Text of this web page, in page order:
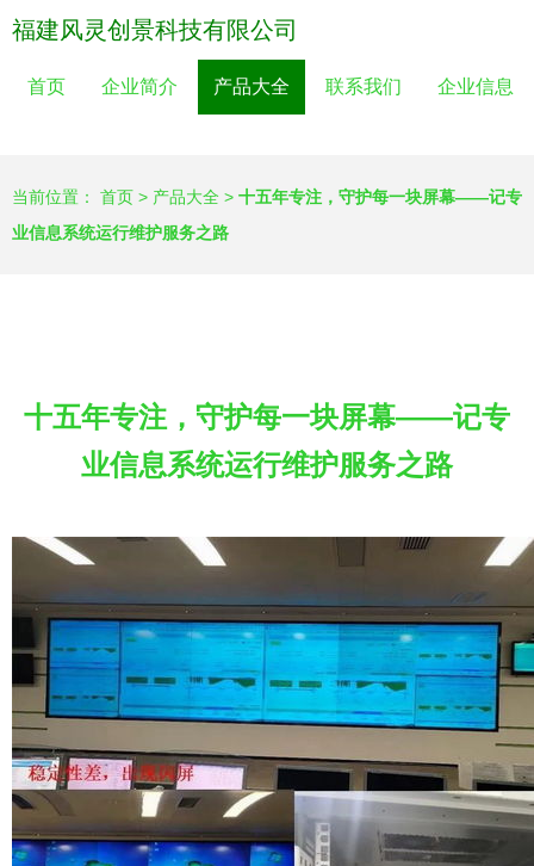
福建风灵创景科技有限公司
首页 企业简介 产品大全 联系我们 企业信息
当前位置： 首页 > 产品大全 > 十五年专注，守护每一块屏幕——记专
业信息系统运行维护服务之路
十五年专注，守护每一块屏幕——记专
业信息系统运行维护服务之路